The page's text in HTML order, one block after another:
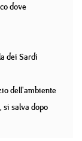
dove
dei Sardi
dell'ambiente
si salva dopo